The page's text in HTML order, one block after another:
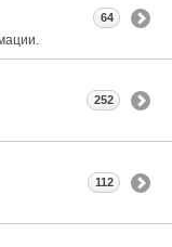
64
252
112